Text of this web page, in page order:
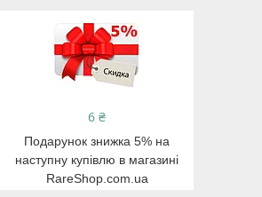
6 ₴
Подарунок знижка 5% на
наступну купівлю в магазині
RareShop.com.ua